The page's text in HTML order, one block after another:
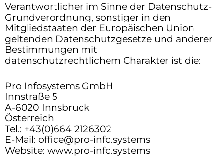
Verantwortlicher im Sinne der Datenschutz-
Grundverordnung, sonstiger in den
Mitgliedstaaten der Europäischen Union
geltenden Datenschutzgesetze und anderer
Bestimmungen mit
datenschutzrechtlichem Charakter ist die:
Pro Infosystems GmbH
Innstraße 5
A-6020 Innsbruck
Österreich
Tel.: +43(0)664 2126302
E-Mail: office@pro-info.systems
Website: www.pro-info.systems